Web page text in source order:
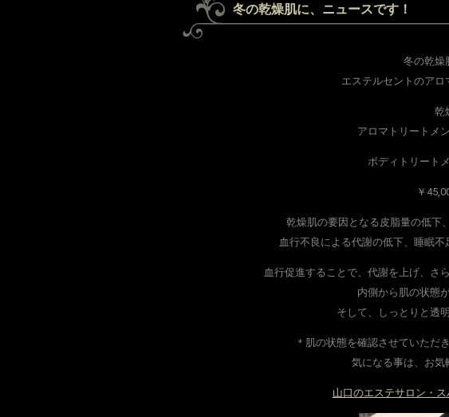
冬の乾燥肌に、ニュースです！
冬の乾燥
エステルセントのアロ
乾
アロマトリートメ
ボディトリート
￥
乾燥肌の要因となる皮脂量の低下
血行不良による代謝の低下、睡眠不
血行促進することで、代謝を上げ、さ
内側から肌の状態
そして、しっとりと透
＊肌の状態を確認させていただ
気になる事は、お気
山口のエステサロン・